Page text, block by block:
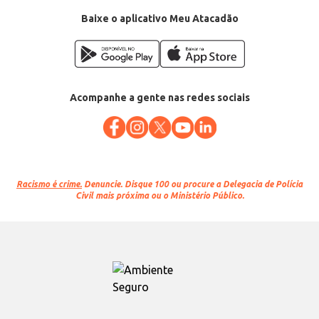
Baixe o aplicativo Meu Atacadão
Acompanhe a gente nas redes sociais
Racismo é crime. Denuncie. Disque 100 ou procure a Delegacia de Polícia
Civil mais próxima ou o Ministério Público.